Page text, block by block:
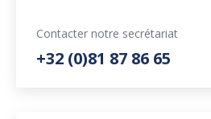
Contacter notre secrétariat
+32 (0)81 87 86 65